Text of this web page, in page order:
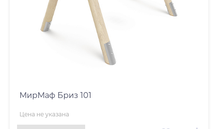
МирМаф Бриз 101
Цена не указана